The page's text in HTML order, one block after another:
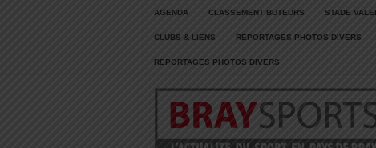
AGENDA CLASSEMENT BUTEURS STADE
CLUBS & LIENS REPORTAGES PHOTOS DIVERS
REPORTAGES PHOTOS DIVERS